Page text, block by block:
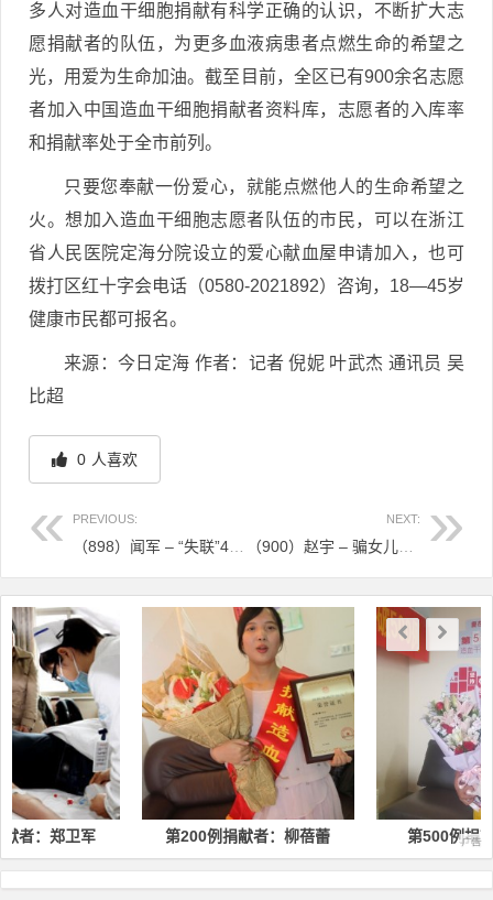
多人对造血干细胞捐献有科学正确的认识，不断扩大志
愿捐献者的队伍，为更多血液病患者点燃生命的希望之
光，用爱为生命加油。截至目前，全区已有900余名志愿
者加入中国造血干细胞捐献者资料库，志愿者的入库率
和捐献率处于全市前列。
只要您奉献一份爱心，就能点燃他人的生命希望之
火。想加入造血干细胞志愿者队伍的市民，可以在浙江
省人民医院定海分院设立的爱心献血屋申请加入，也可
拨打区红十字会电话（0580-2021892）咨询，18—45岁
健康市民都可报名。
来源： 今日定海 作者：记者 倪妮 叶武杰 通讯员 吴
比超
0 人喜欢
PREVIOUS: NEXT:
文章导航
第200例捐献者：柳蓓蕾 第500例捐献者：林均